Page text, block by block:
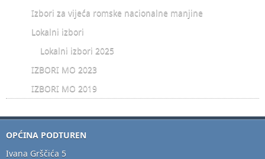
Izbori za vijeća romske nacionalne manjine
Lokalni izbori
Lokalni izbori 2025
IZBORI MO 2023
IZBORI MO 2019
OPĆINA PODTUREN
Ivana Grščića 5